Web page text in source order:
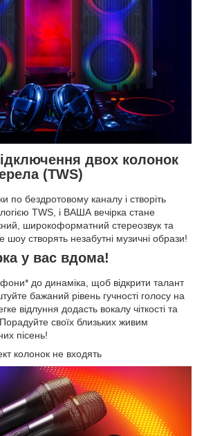
двох колонок
(TWS)
по бездротовому каналу і створіть
TWS, і ВАША вечірка стане
широкоформатний стереозвук та
шоу створять незабутні музичні образи!
у вас вдома!
до динаміка, щоб відкрити талант
бажаний рівень гучності голосу на
відлуння додасть вокалу чіткості та
Порадуйте своїх близьких живим
пісень!
колонок не входять